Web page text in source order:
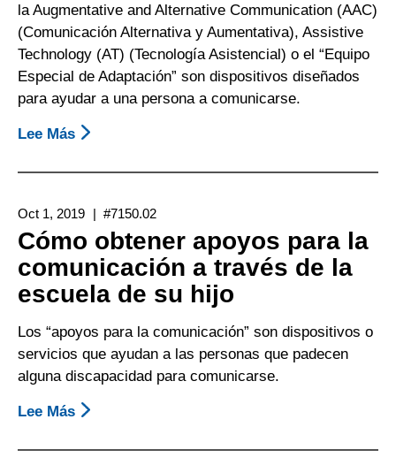
la Augmentative and Alternative Communication (AAC)
(Comunicación Alternativa y Aumentativa), Assistive
Technology (AT) (Tecnología Asistencial) o el “Equipo
Especial de Adaptación” son dispositivos diseñados
para ayudar a una persona a comunicarse.
Lee Más Sobre
Obtener
Para
La
Comunicación
A
Del
Department
Of
Rehabilitation
(DOR)
Oct 1, 2019 #7150.02
Cómo obtener apoyos para la
comunicación a través de la
escuela de su hijo
Los “apoyos para la comunicación” son dispositivos o
servicios que ayudan a las personas que padecen
alguna discapacidad para comunicarse.
Lee Más Sobre
Obtener